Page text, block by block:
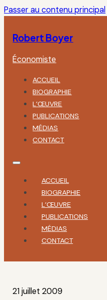
Passer au contenu principal
Robert Boyer
Économiste
ACCUEIL
BIOGRAPHIE
L’ŒUVRE
PUBLICATIONS
MÉDIAS
CONTACT
ACCUEIL
BIOGRAPHIE
L’ŒUVRE
PUBLICATIONS
MÉDIAS
CONTACT
21 juillet 2009